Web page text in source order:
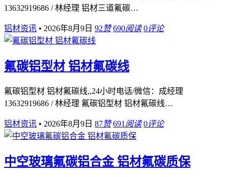
13632919686 / 林经理 铝材三道氟碳…
铝材资讯 • 2026年8月9日 92赞 690阅读 0评论
氟碳铝型材 铝材氟碳线
氟碳铝型材 铝材氟碳线,,24小时电话/微信：成经理
13632919686 / 林经理 氟碳铝型材 铝材氟碳线…
铝材资讯 • 2026年8月9日 87赞 691 阅读 0评论
中空玻璃氟碳铝合金 铝材氟碳质保